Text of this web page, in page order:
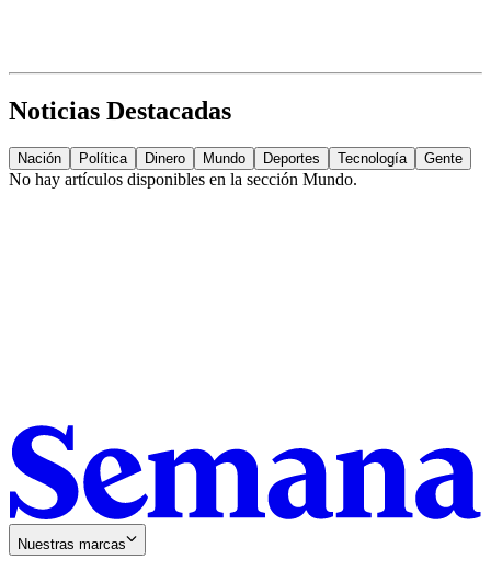
Noticias Destacadas
Nación Política Dinero Mundo Deportes Tecnología Gente
No hay artículos disponibles en la sección Mundo.
Nuestras marcas